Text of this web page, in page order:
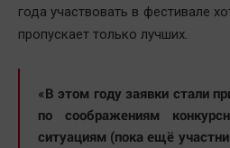
года участвовать в фестивале
пропускает только лучших.
«В этом году заявки стали
по соображениям
ситуациям (пока ещё